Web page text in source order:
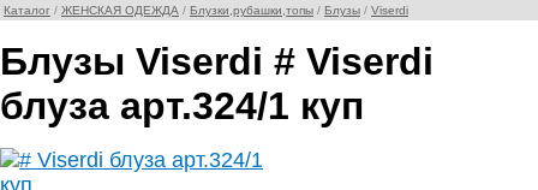
Каталог / ЖЕНСКАЯ ОДЕЖДА / Блузки,рубашки,топы / Блузы / Viserdi
Блузы Viserdi # Viserdi
блуза арт.324/1 куп